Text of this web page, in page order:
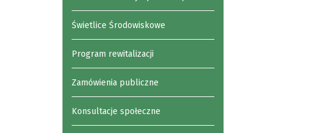
Świetlice Środowiskowe
Program rewitalizacji
Zamówienia publiczne
Konsultacje społeczne